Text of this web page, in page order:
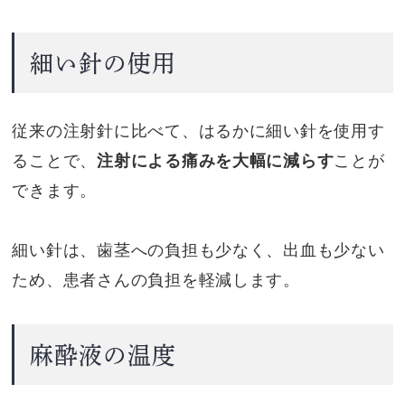
細い針の使用
従来の注射針に比べて、はるかに細い針を使用す
ることで、注射による痛みを大幅に減らすことが
できます。
細い針は、歯茎への負担も少なく、出血も少ない
ため、患者さんの負担を軽減します。
麻酔液の温度